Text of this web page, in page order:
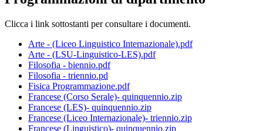
Clicca i link sottostanti per consultare i documenti.
Arte - (Liceo Linguistico Internazionale).pdf
Arte - (LSU-Linguistico-LES).pdf
Filosofia - biennio.pdf
Filosofia - triennio.pd
Fisica Programmazione.pdf
Francese (Corso Serale)- quinquennio.zip
Francese (LES)- quinquennio.zip
Francese (Liceo Internazionale)- triennio.zip
Francese (Linguistico)- quinquennio.zip